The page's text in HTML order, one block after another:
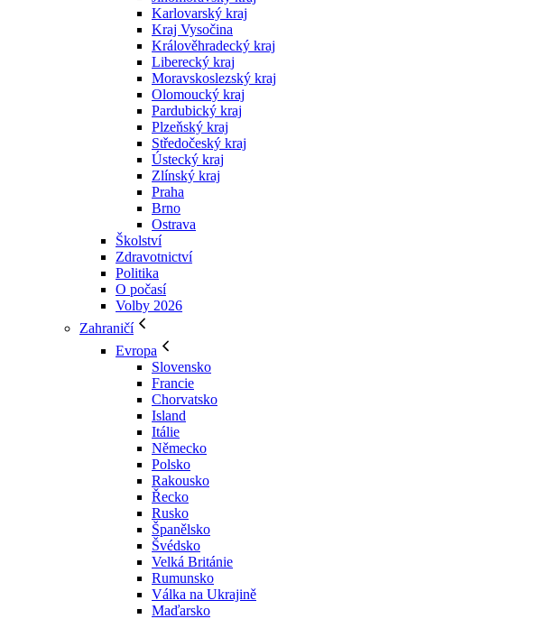
Karlovarský kraj
Kraj Vysočina
Králověhradecký kraj
Liberecký kraj
Moravskoslezský kraj
Olomoucký kraj
Pardubický kraj
Plzeňský kraj
Středočeský kraj
Ústecký kraj
Zlínský kraj
Praha
Brno
Ostrava
Školství
Zdravotnictví
Politika
O počasí
Volby 2026
Zahraničí
Evropa
Slovensko
Francie
Chorvatsko
Island
Itálie
Německo
Polsko
Rakousko
Řecko
Rusko
Španělsko
Švédsko
Velká Británie
Rumunsko
Válka na Ukrajině
Maďarsko